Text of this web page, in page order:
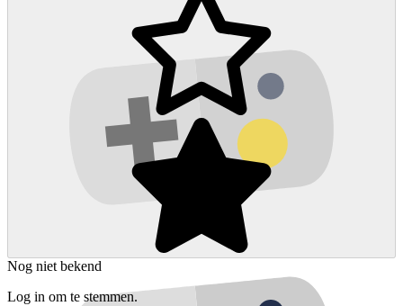
Nog niet bekend
Log in om te stemmen.